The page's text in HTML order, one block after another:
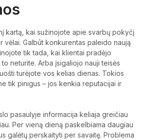
kartą, kai sužinojote apie svarbų pokyčį
vėlai. Galbūt konkurentas paleido naują
tik tada, kai klientai pradėjo
neturite. Arba įsigaliojo nauji teisės
turėjote vos kelias dienas. Tokios
tik pinigus – jos kenkia reputacijai ir
pasaulyje informacija keliaja greičiau
Per vieną dieną paskelbiama daugiau
galėtų perskaityti per savaitę. Problema